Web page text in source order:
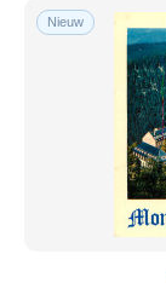
Nieuw